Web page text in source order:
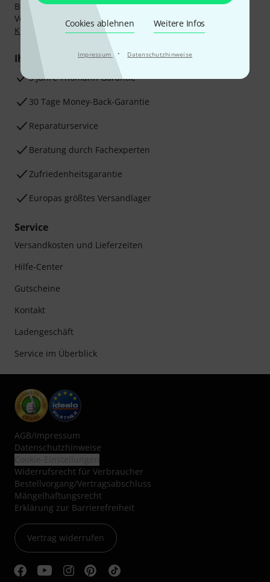
Cookies ablehnen Weitere Infos
Impressum · Datenschutzhinweise
Bezahlen Sie vertraulich und sicher per Nachnahme,
Vorkasse, PayPal, Amazon Pay,
Klarna Sofort bezahlen
Klarna Ratenzahlungoder Kreditkarte.
Ihre Vorteile
3 Jahre Thomann Garantie
30 Tage Money-Back-Garantie
Reparaturservice
Beratung durch Fachexperten
Zufriedenheitsgarantie
Europas größtes Versandlager
Service
Versandkosten und Lieferzeiten
Hilfe-Center
Gutscheine
Kontakt
Ladengeschäft
Service im Überblick
AGB/Impressum
Datenschutzhinweise
Widerrufsrecht für Verbraucher
Bestellvorgang/Vertragsabschluss
Mängelhaftungsrecht
Erklärung zur Barrierefreiheit
Vertrag widerrufen